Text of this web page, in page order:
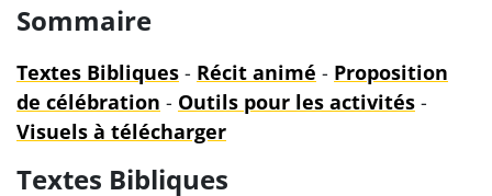
Sommaire
Textes Bibliques - Récit animé - Proposition
de célébration - Outils pour les activités -
Visuels à télécharger
Textes Bibliques